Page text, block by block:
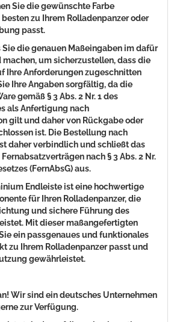
Sie die gewünschte Farbe
zu Ihrem Rolladenpanzer oder
passt.
Sie die genauen Maßeingaben im dafür
machen, um sicherzustellen, dass die
Ihre Anforderungen zugeschnitten
Ihre Angaben sorgfältig, da die
gemäß § 3 Abs. 2 Nr. 1 des
als Anfertigung nach
gilt und daher von Rückgabe oder
ist. Die Bestellung nach
daher verbindlich und schließt das
nach § 3 Abs. 2 Nr.
(FernAbsG) aus.
Endleiste ist eine hochwertige
für Ihren Rolladenpanzer, die
und sichere Führung des
Mit dieser maßangefertigten
ein passgenaues und funktionales
zu Ihrem Rolladenpanzer passt und
gewährleistet.
Wir sind ein deutsches Unternehmen
zur Verfügung.